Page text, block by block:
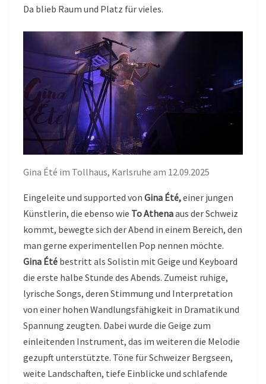
Da blieb Raum und Platz für vieles.
Gina Été im Tollhaus, Karlsruhe am 12.09.2025
Eingeleite und supported von Gina Été,einer jungen
Künstlerin, die ebenso wie To Athenaaus der Schweiz
kommt, bewegte sich der Abend in einem Bereich, den
man gerne experimentellen Pop nennen möchte.
Gina Été bestritt als Solistin mit Geige und Keyboard
die erste halbe Stunde des Abends. Zumeist ruhige,
lyrische Songs, deren Stimmung und Interpretation
von einer hohen Wandlungsfähigkeit in Dramatik und
Spannung zeugten. Dabei wurde die Geige zum
einleitenden Instrument, das im weiteren die Melodie
gezupft unterstützte. Töne für Schweizer Bergseen,
weite Landschaften, tiefe Einblicke und schlafende